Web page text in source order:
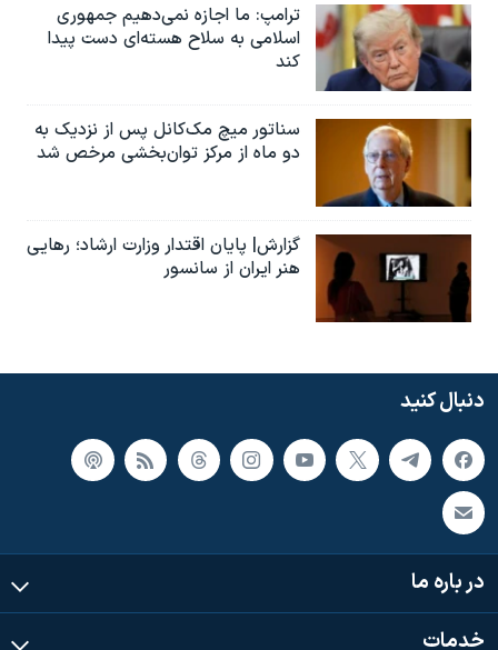
ترامپ: ما اجازه نمی‌دهیم جمهوری
اسلامی به سلاح هسته‌ای دست پیدا
کند
سناتور میچ مک‌کانل پس از نزدیک به
دو ماه از مرکز توان‌بخشی مرخص شد
گزارش| پایان اقتدار وزارت ارشاد؛ رهایی
هنر ایران از سانسور
دنبال کنید
در باره ما
خدمات